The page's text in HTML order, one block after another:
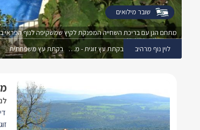
מתחם הגן עם בריכת השחייה המפנקת לקיץ שמשקיפה לנוף הפראי
לוין נוף מרהיב בקתת עץ זוגית - משפחתית בקתת עץ משפחתית
שובר מילואים